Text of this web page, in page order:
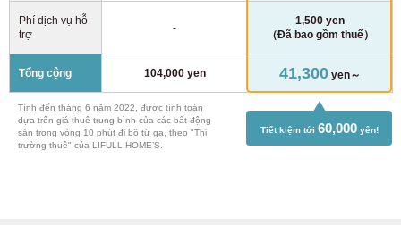
Phí dịch vụ hỗ
trợ
-
1,500 yen
（Đã bao gồm thuế）
Tổng cộng 104,000 yen 41,300 yen～
Tính đến tháng 6 năm 2022, được tính toán
dựa trên giá thuê trung bình của các bất động
sản trong vòng 10 phút đi bộ từ ga, theo "Thị
trường thuê" của LIFULL HOME’S.
Tiết kiệm tới 60,000yên!